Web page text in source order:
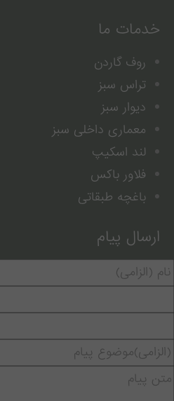
خدمات ما
روف گاردن
تراس سبز
دیوار سبز
معماری داخلی سبز
لند اسکیپ
فلاور باکس
باغچه طبقاتی
ارسال پیام